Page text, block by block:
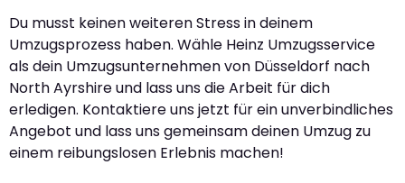
Du musst keinen weiteren Stress in deinem
Umzugsprozess haben. Wähle Heinz Umzugsservice
als dein Umzugsunternehmen von Düsseldorf nach
North Ayrshire und lass uns die Arbeit für dich
erledigen. Kontaktiere uns jetzt für ein unverbindliches
Angebot und lass uns gemeinsam deinen Umzug zu
einem reibungslosen Erlebnis machen!